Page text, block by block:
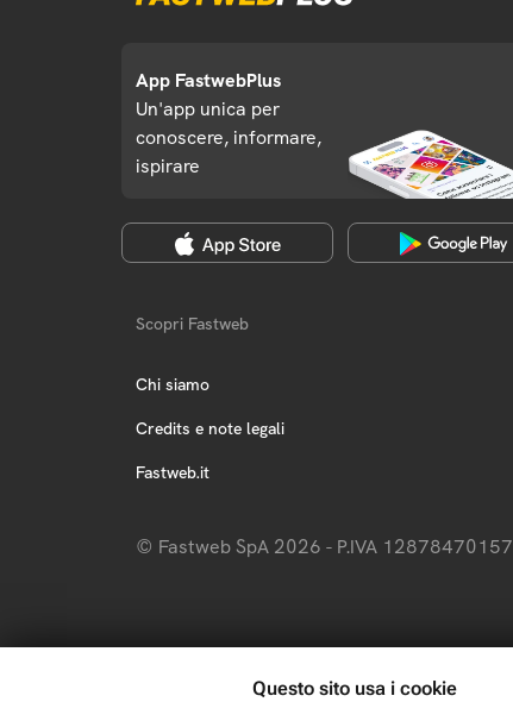
App FastwebPlus
Un'app unica per
conoscere, informare,
ispirare
Scopri Fastweb
Chi siamo
Credits e note legali
Fastweb.it
© Fastweb SpA 2026 - P.IVA 12878470157